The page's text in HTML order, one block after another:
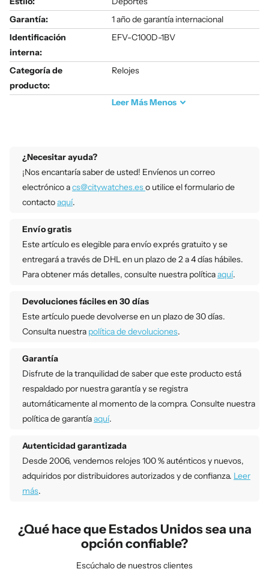
Garantía:
1 año de garantía internacional
Identificación
interna:
EFV-C100D-1BV
Categoría de
producto:
Relojes
LeerMásMenos
¿Necesitar ayuda?
¡Nos encantaría saber de usted! Envíenos un correo
electrónico acs@citywatches.eso utilice el formulario de
contactoaquí.
Envío gratis
Este artículo es elegible para envío exprés gratuito y se
entregará a través de DHL en un plazo de 2 a 4 días hábiles.
Para obtener más detalles, consulte nuestra políticaaquí.
Devoluciones fáciles en 30 días
Este artículo puede devolverse en un plazo de 30 días.
Consulta nuestra política de devoluciones.
Garantía
Disfrute de la tranquilidad de saber que este producto está
respaldado por nuestra garantía y se registra
automáticamente al momento de la compra. Consulte nuestra
política de garantíaaquí.
Autenticidad garantizada
Desde 2006, vendemos relojes 100 % auténticos y nuevos,
adquiridos por distribuidores autorizados y de confianza. Leer
más.
¿Qué hace que Estados Unidos sea una
opción confiable?
Escúchalo de nuestros clientes